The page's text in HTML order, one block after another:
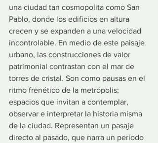
una ciudad tan cosmopolita como San
Pablo, donde los edificios en altura
crecen y se expanden a una velocidad
incontrolable. En medio de este paisaje
urbano, las construcciones de valor
patrimonial contrastan con el mar de
torres de cristal. Son como pausas en el
ritmo frenético de la metrópolis:
espacios que invitan a contemplar,
observar e interpretar la historia misma
de la ciudad. Representan un pasaje
directo al pasado, que narra un período